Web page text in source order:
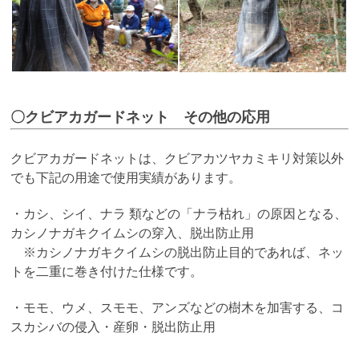
〇クビアカガードネット その他の応用
クビアカガードネットは、クビアカツヤカミキリ対策以外
でも下記の用途で使用実績があります。
・カシ、シイ、ナラ 類などの「ナラ枯れ」の原因となる、
カシノナガキクイムシの穿入、脱出防止用
※カシノナガキクイムシの脱出防止目的であれば、ネッ
トを二重に巻き付けた仕様です。
・モモ、ウメ、スモモ、アンズなどの樹木を加害する、コ
スカシバの侵入・産卵・脱出防止用